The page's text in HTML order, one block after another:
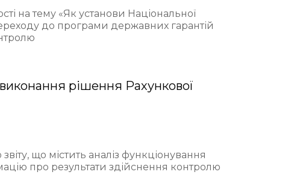
на тему «Як установи Національної
до програми державних гарантій
рішення Рахункової
що містить аналіз функціонування
про результати здійснення контролю